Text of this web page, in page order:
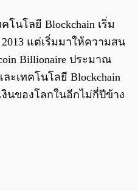
นโลยี Blockchain เริ่ม
แต่เริ่มมาให้ความสน
Billionaire ประมาณ
ะเทคโนโลยี Blockchain
นของโลกในอีกไม่กี่ปีข้าง